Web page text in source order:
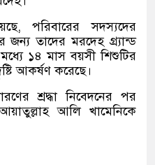
পরিবারের সদস্যদের
জন্য তাদের মরদেহ গ্র্যান্ড
১৪ মাস বয়সী শিশুটির
আকর্ষণ করেছে।
শ্রদ্ধা নিবেদনের পর
আয়াতুল্লাহ আলি খামেনিকে